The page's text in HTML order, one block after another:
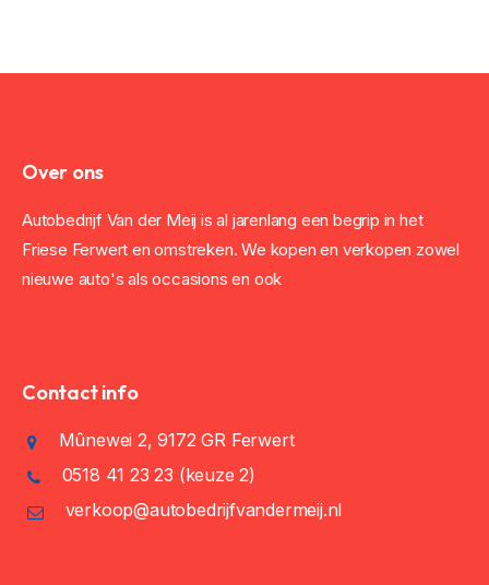
Over ons
Autobedrijf Van der Meij is al jarenlang een begrip in het
Friese Ferwert en omstreken. We kopen en verkopen zowel
nieuwe auto's als occasions en ook
Contact info
Mûnewei 2, 9172 GR Ferwert
0518 41 23 23 (keuze 2)
verkoop@autobedrijfvandermeij.nl